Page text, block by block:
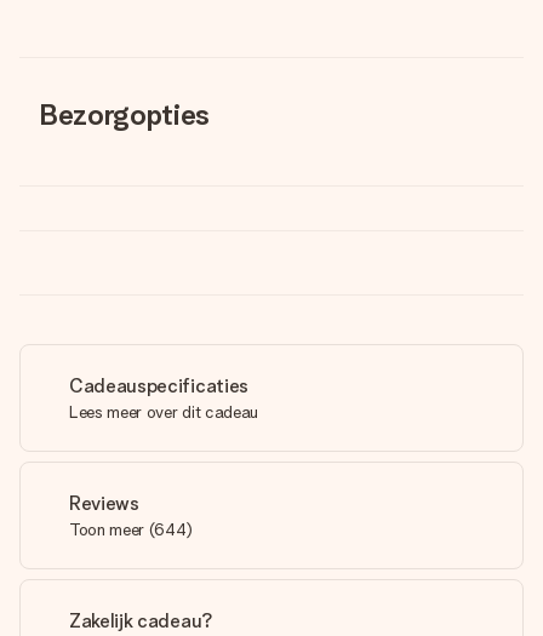
Bezorgopties
Cadeauspecificaties
Lees meer over dit cadeau
Reviews
Toon meer (644)
Zakelijk cadeau?